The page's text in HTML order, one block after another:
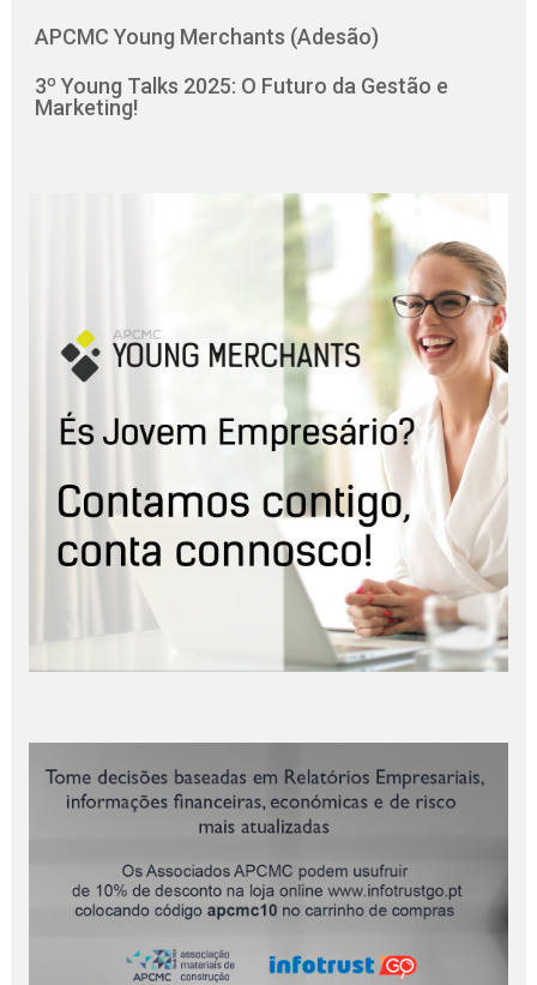
APCMC Young Merchants (Adesão)
3º Young Talks 2025: O Futuro da Gestão e
Marketing!